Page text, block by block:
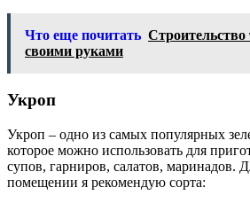
Что еще почитать Строительство
своими руками
Укроп
Укроп – одно из самых популярных
которое можно использовать для
супов, гарниров, салатов, маринадов.
помещении я рекомендую сорта: